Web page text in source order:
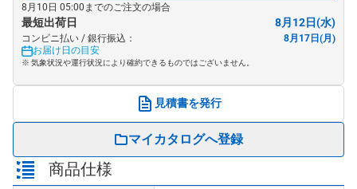
8月10日 05:00までのご注文の場合
最短出荷日 8月12日(水)
コンビニ払い / 銀行振込：
8月17日(月)
お届け日の目安
※ 気象状況や運行状況により確約できるものではございません。
見積書を発行
マイカタログへ登録
商品仕様